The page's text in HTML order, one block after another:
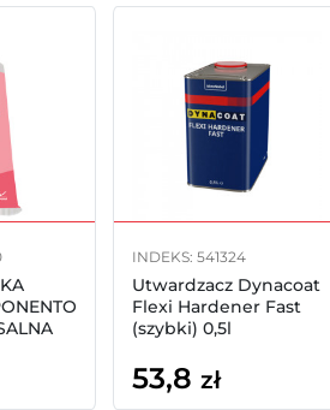
INDEKS: 541324
Utwardzacz Dynacoat
Flexi Hardener Fast
(szybki) 0,5l
53,8 zł